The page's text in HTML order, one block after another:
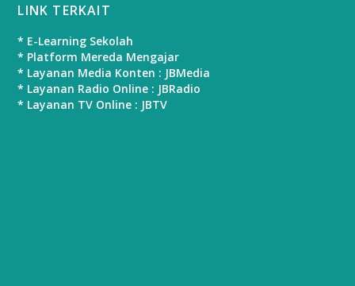
LINK TERKAIT
* E-Learning Sekolah
* Platform Mereda Mengajar
* Layanan Media Konten : JBMedia
* Layanan Radio Online : JBRadio
* Layanan TV Online : JBTV